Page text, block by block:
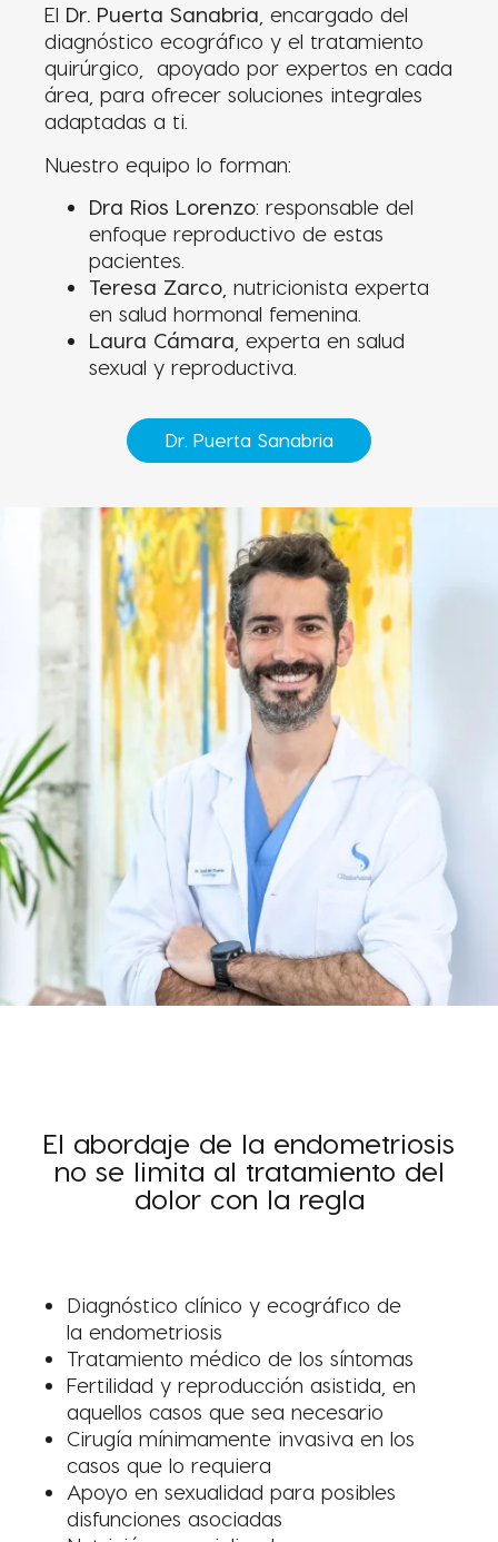
El Dr. Puerta Sanabria , encargado del
diagnóstico ecográfico y el tratamiento
quirúrgico, apoyado por expertos en cada
área, para ofrecer soluciones integrales
adaptadas a ti.
Nuestro equipo lo forman:
Dra Rios Lorenzo: responsable del
enfoque reproductivo de estas
pacientes.
Teresa Zarco , nutricionista experta
en salud hormonal femenina.
Laura Cámara , experta en salud
sexual y reproductiva.
Dr. Puerta Sanabria
El abordaje de la endometriosis
no se limita al tratamiento del
dolor con la regla
Diagnóstico clínico y ecográfico de
la endometriosis
Tratamiento médico de los síntomas
Fertilidad y reproducción asistida, en
aquellos casos que sea necesario
Cirugía mínimamente invasiva en los
casos que lo requiera
Apoyo en sexualidad para posibles
disfunciones asociadas